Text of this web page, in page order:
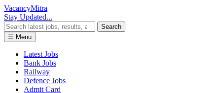
VacancyMitra
Stay Updated...
Search
☰ Menu
Latest Jobs
Bank Jobs
Railway
Defence Jobs
Admit Card